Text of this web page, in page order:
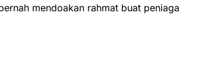
mendoakan rahmat buat peniaga